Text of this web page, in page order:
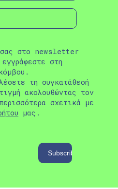
στο newsletter
στη
τη συγκατάθεσή
ακολουθώντας τον
σχετικά με
μας.